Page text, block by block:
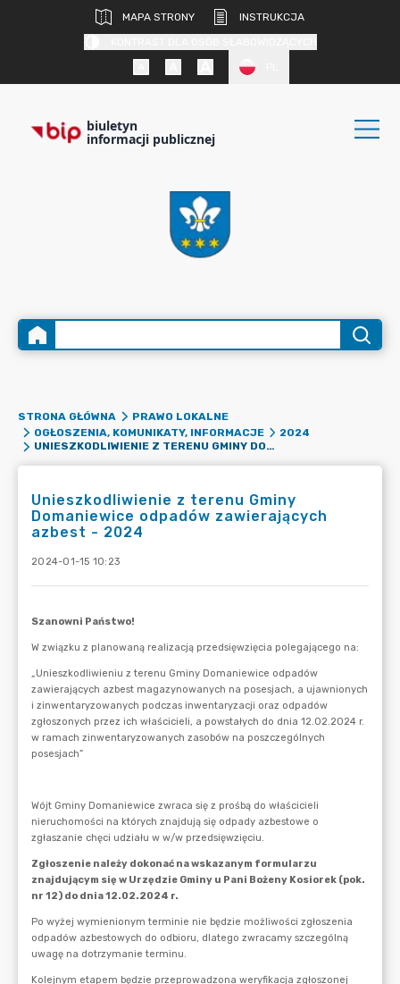
MAPA STRONY
INSTRUKCJA
biuletyn
informacji publicznej
STRONA GŁÓWNA
PRAWO LOKALNE
OGŁOSZENIA, KOMUNIKATY, INFORMACJE
2024
UNIESZKODLIWIENIE Z TERENU GMINY DOMANIEWICE ODPADÓW ZAWIERAJĄCYCH AZBEST - 2024
Unieszkodliwienie z terenu Gminy
Domaniewice odpadów zawierających
azbest - 2024
2024-01-15 10:23